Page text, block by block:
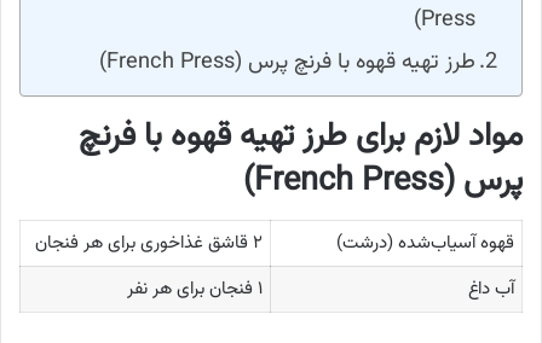
Press)
طرز تهیه قهوه با فرنچ پرس (French Press)
مواد لازم برای طرز تهیه قهوه با فرنچ
پرس (French Press)
قهوه آسیاب‌شده (درشت)
۲ قاشق غذاخوری برای هر فنجان
آب داغ
۱ فنجان برای هر نفر